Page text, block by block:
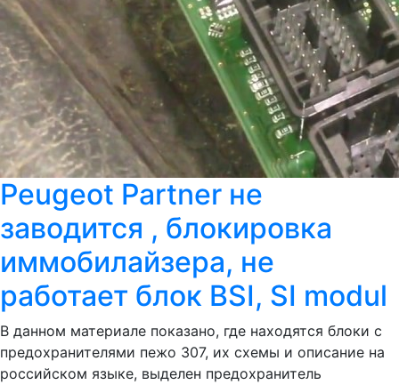
Peugeot Partner не
заводится , блокировка
иммобилайзера, не
работает блок BSI, SI modul
В данном материале показано, где находятся блоки с
предохранителями пежо 307, их схемы и описание на
российском языке, выделен предохранитель